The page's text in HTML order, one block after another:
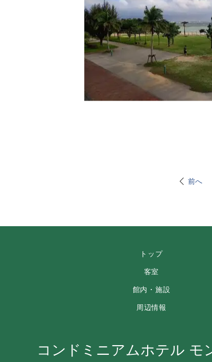
前へ
トップ
客室
館内・施設
周辺情報
コンドミニアムホテル モ